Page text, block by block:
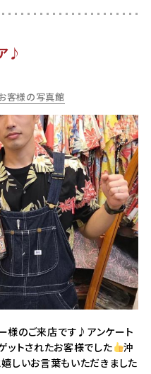
♪
客様の写真館
様のご来店です♪アンケート
ットされたお客様でした
沖
しいお言葉もいただきました